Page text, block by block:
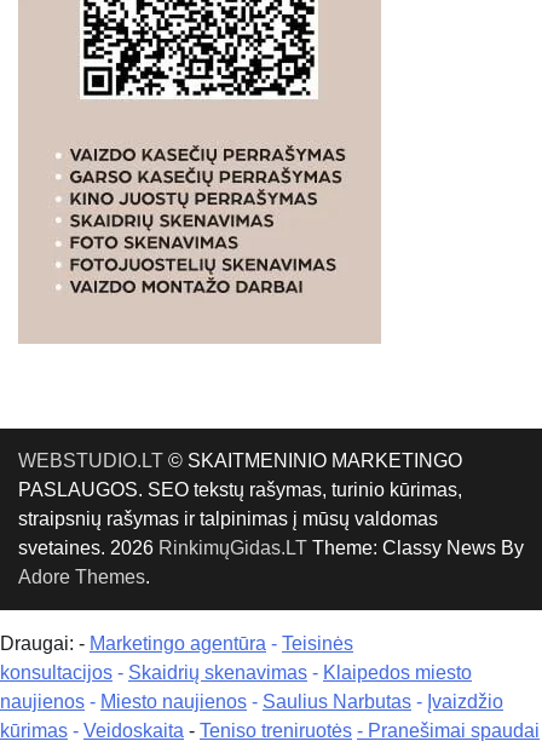
WEBSTUDIO.LT © SKAITMENINIO MARKETINGO
PASLAUGOS. SEO tekstų rašymas, turinio kūrimas,
straipsnių rašymas ir talpinimas į mūsų valdomas
svetaines. 2026 RinkimųGidas.LT Theme: Classy News By
Adore Themes.
Draugai: - Marketingo agentūra - Teisinės
konsultacijos - Skaidrių skenavimas - Klaipedos miesto
naujienos - Miesto naujienos - Saulius Narbutas - Įvaizdžio
kūrimas - Veidoskaita - Teniso treniruotės - Pranešimai spaudai